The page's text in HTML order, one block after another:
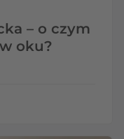
– o czym
oku?